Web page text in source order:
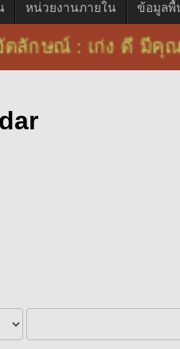
หน่วยงานภายใน ข้อมูลพื้
ลักษณ์ : เก่ง ดี